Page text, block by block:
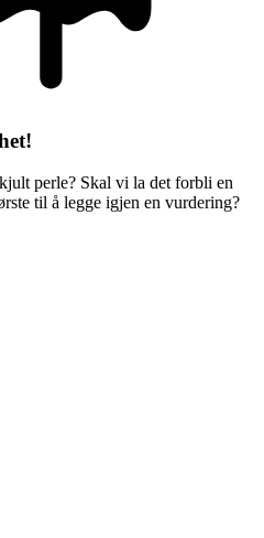
perle? Skal vi la det forbli en
til å legge igjen en vurdering?